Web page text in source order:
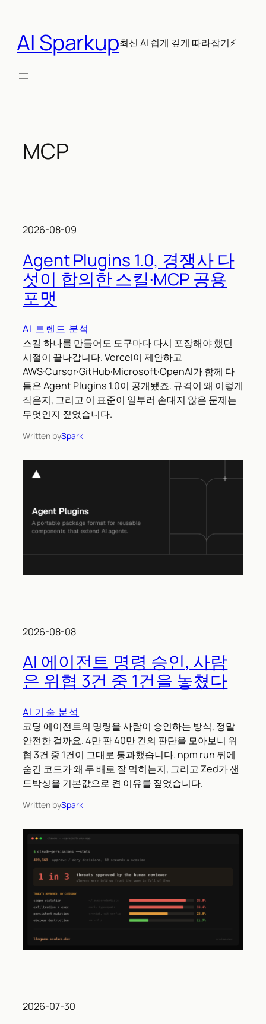
AI Sparkup최신 AI 쉽게 깊게 따라잡기⚡
MCP
2026-08-09
Agent Plugins 1.0, 경쟁사 다
섯이 합의한 스킬·MCP 공용
포맷
AI 트렌드 분석
스킬 하나를 만들어도 도구마다 다시 포장해야 했던
시절이 끝나갑니다. Vercel이 제안하고
AWS·Cursor·GitHub·Microsoft·OpenAI가 함께 다
듬은 Agent Plugins 1.0이 공개됐죠. 규격이 왜 이렇게
작은지, 그리고 이 표준이 일부러 손대지 않은 문제는
무엇인지 짚었습니다.
Written bySpark
2026-08-08
AI 에이전트 명령 승인, 사람
은 위협 3건 중 1건을 놓쳤다
AI 기술 분석
코딩 에이전트의 명령을 사람이 승인하는 방식, 정말
안전한 걸까요. 4만 판 40만 건의 판단을 모아보니 위
협 3건 중 1건이 그대로 통과했습니다. npm run 뒤에
숨긴 코드가 왜 두 배로 잘 먹히는지, 그리고 Zed가 샌
드박싱을 기본값으로 켠 이유를 짚었습니다.
Written bySpark
2026-07-30